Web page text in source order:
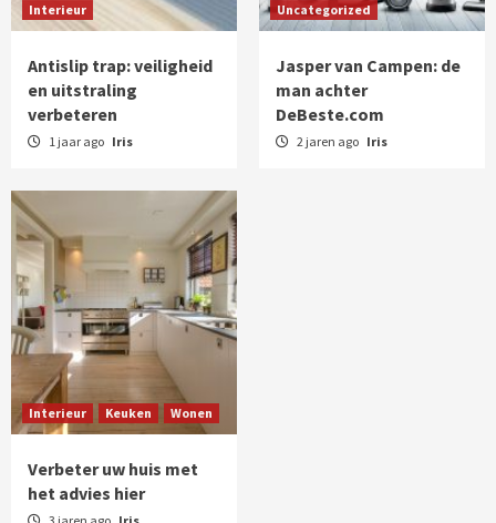
Interieur
Antislip trap: veiligheid
en uitstraling
verbeteren
1 jaar ago Iris
Uncategorized
Jasper van Campen: de
man achter
DeBeste.com
2 jaren ago Iris
Interieur Keuken Wonen
Verbeter uw huis met
het advies hier